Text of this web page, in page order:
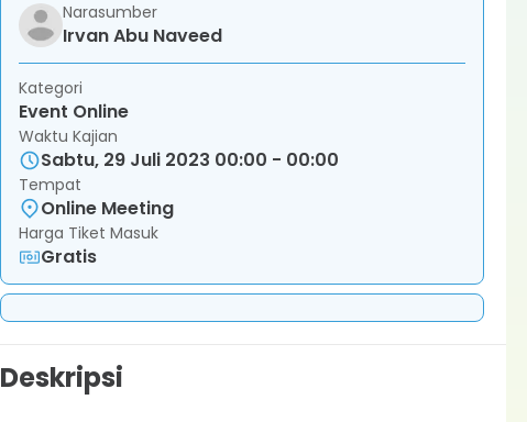
Narasumber
Irvan Abu Naveed
Kategori
Event Online
Waktu Kajian
Sabtu, 29 Juli 2023 00:00 - 00:00
Tempat
Online Meeting
Harga Tiket Masuk
Gratis
Deskripsi